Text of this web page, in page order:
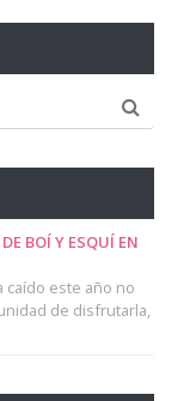
BOÍ Y ESQUÍ EN
caído este año no
de disfrutarla,